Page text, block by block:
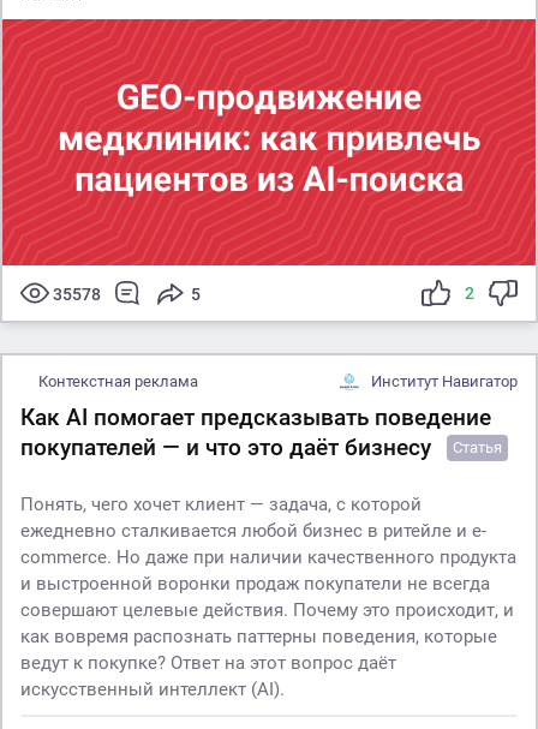
35578 5 2
Контекстная реклама Институт Навигатор
Как AI помогает предсказывать поведение
покупателей — и что это даёт бизнесу
Статья
Понять, чего хочет клиент — задача, с которой
ежедневно сталкивается любой бизнес в ритейле и e-
commerce. Но даже при наличии качественного продукта
и выстроенной воронки продаж покупатели не всегда
совершают целевые действия. Почему это происходит, и
как вовремя распознать паттерны поведения, которые
ведут к покупке? Ответ на этот вопрос даёт
искусственный интеллект (AI).